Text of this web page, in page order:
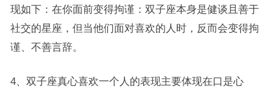
现如下：在你面前变得拘谨：双子座本身是健谈且善于
社交的星座，但当他们面对喜欢的人时，反而会变得拘
谨、不善言辞。
4、双子座真心喜欢一个人的表现主要体现在口是心